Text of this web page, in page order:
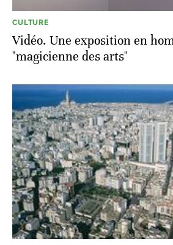
CULTURE
Vidéo. Une exposition en
"magicienne des arts"